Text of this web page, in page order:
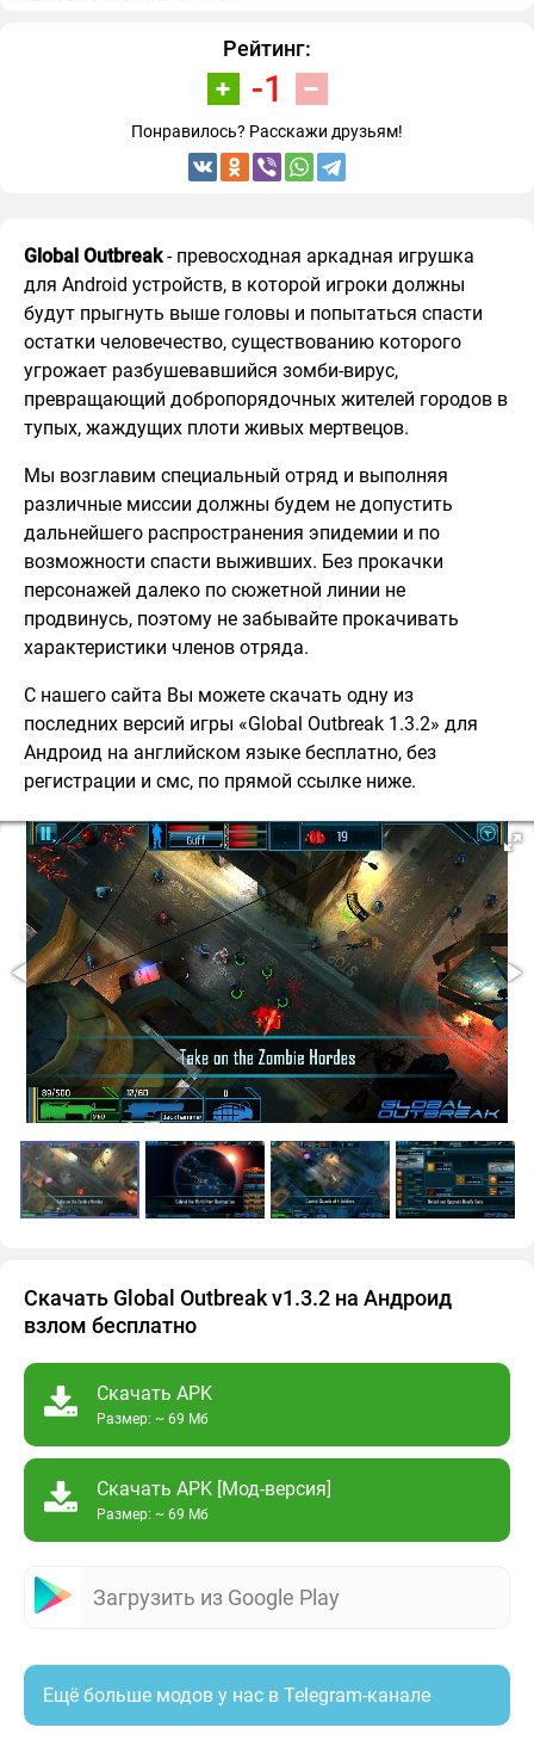
Рейтинг:
-1
Понравилось? Расскажи друзьям!
Global Outbreak- превосходная аркадная игрушка
для Android устройств, в которой игроки должны
будут прыгнуть выше головы и попытаться спасти
остатки человечество, существованию которого
угрожает разбушевавшийся зомби-вирус,
превращающий добропорядочных жителей городов в
тупых, жаждущих плоти живых мертвецов.
Мы возглавим специальный отряд и выполняя
различные миссии должны будем не допустить
дальнейшего распространения эпидемии и по
возможности спасти выживших. Без прокачки
персонажей далеко по сюжетной линии не
продвинусь, поэтому не забывайте прокачивать
характеристики членов отряда.
С нашего сайта Вы можете скачать одну из
последних версий игры «Global Outbreak 1.3.2» для
Андроид на английском языке бесплатно, без
регистрации и смс, по прямой ссылке ниже.
Скачать Global Outbreak v1.3.2 на Андроид
взлом бесплатно
Скачать APK
Размер: ~ 69 Мб
Скачать APK [Мод-версия]
Размер: ~ 69 Мб
Загрузить из Google Play
Ещё больше модов у нас в Telegram-канале